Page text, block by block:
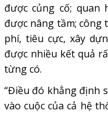
được củng cố;
được nâng tầm; công
phí, tiêu cực, xây
được nhiều kết quả
từng có.
“Điều đó khẳng định
vào cuộc của cả hệ